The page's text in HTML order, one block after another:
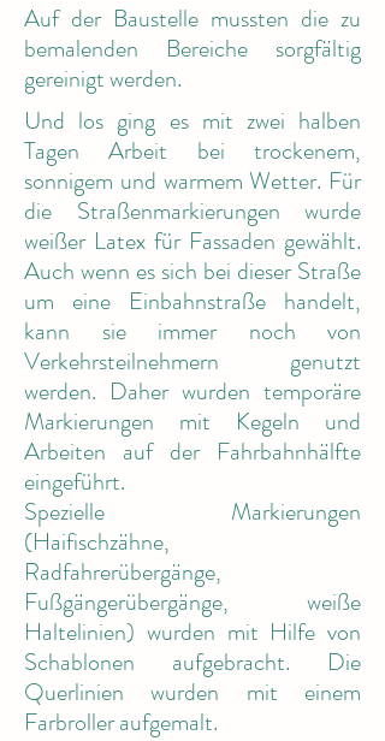
Auf der Baustelle mussten die zu
bemalenden Bereiche sorgfältig
gereinigt werden.
Und los ging es mit zwei halben
Tagen Arbeit bei trockenem,
sonnigem und warmem Wetter. Für
die Straßenmarkierungen wurde
weißer Latex für Fassaden gewählt.
Auch wenn es sich bei dieser Straße
um eine Einbahnstraße handelt,
kann sie immer noch von
Verkehrsteilnehmern genutzt
werden. Daher wurden temporäre
Markierungen mit Kegeln und
Arbeiten auf der Fahrbahnhälfte
eingeführt.
Spezielle Markierungen
(Haifischzähne,
Radfahrerübergänge,
Fußgängerübergänge, weiße
Haltelinien) wurden mit Hilfe von
Schablonen aufgebracht. Die
Querlinien wurden mit einem
Farbroller aufgemalt.